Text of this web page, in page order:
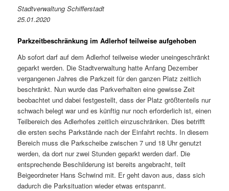
Stadtverwaltung Schifferstadt
25.01.2020
Parkzeitbeschränkung im Adlerhof teilweise aufgehoben
Ab sofort darf auf dem Adlerhof teilweise wieder uneingeschränkt
geparkt werden. Die Stadtverwaltung hatte Anfang Dezember
vergangenen Jahres die Parkzeit für den ganzen Platz zeitlich
beschränkt. Nun wurde das Parkverhalten eine gewisse Zeit
beobachtet und dabei festgestellt, dass der Platz größtenteils nur
schwach belegt war und es künftig nur noch erforderlich ist, einen
Teilbereich des Adlerhofes zeitlich einzuschränken. Dies betrifft
die ersten sechs Parkstände nach der Einfahrt rechts. In diesem
Bereich muss die Parkscheibe zwischen 7 und 18 Uhr genutzt
werden, da dort nur zwei Stunden geparkt werden darf. Die
entsprechende Beschilderung ist bereits angebracht, teilt
Beigeordneter Hans Schwind mit. Er geht davon aus, dass sich
dadurch die Parksituation wieder etwas entspannt.